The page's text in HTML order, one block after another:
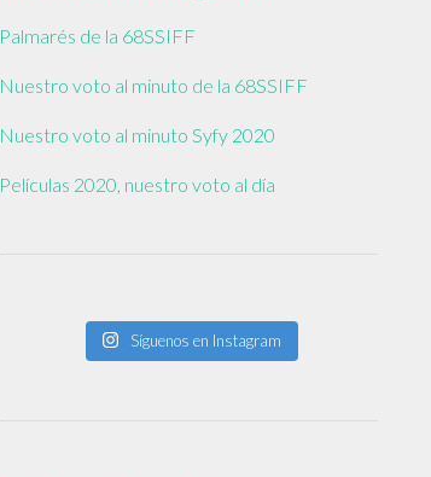
Palmarés de la 68SSIFF
Nuestro voto al minuto de la 68SSIFF
Nuestro voto al minuto Syfy 2020
Películas 2020, nuestro voto al día
Síguenos en Instagram